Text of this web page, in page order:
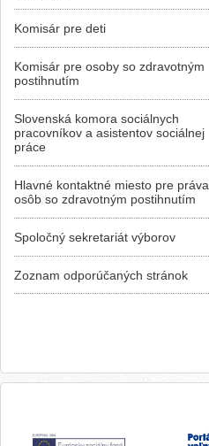
Komisár pre deti
Komisár pre osoby so zdravotným
postihnutím
Slovenská komora sociálnych
pracovníkov a asistentov sociálnej
práce
Hlavné kontaktné miesto pre práva
osôb so zdravotným postihnutím
Spoločný sekretariát výborov
Zoznam odporúčaných stránok